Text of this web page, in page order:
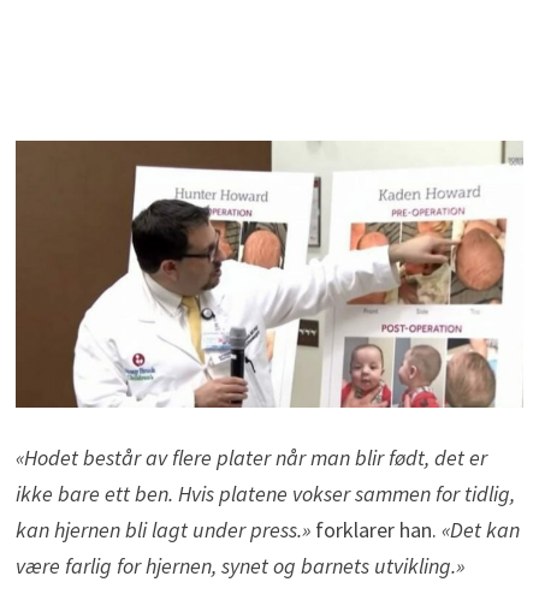
«Hodet består av flere plater når man blir født, det er
ikke bare ett ben. Hvis platene vokser sammen for tidlig,
kan hjernen bli lagt under press.»forklarer han. «Det kan
være farlig for hjernen, synet og barnets utvikling.»